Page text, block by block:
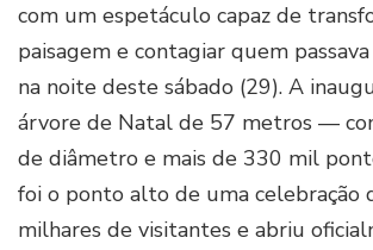
com um espetáculo capaz de
paisagem e contagiar quem
na noite deste sábado (29). A
árvore de Natal de 57 metros —
de diâmetro e mais de 330 mil
foi o ponto alto de uma celebração
milhares de visitantes e abriu